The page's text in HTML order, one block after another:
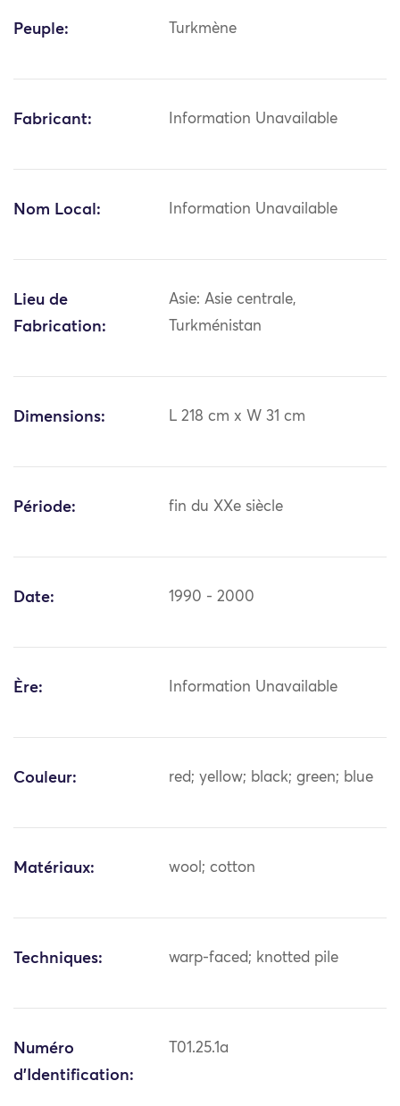
Peuple: Turkmène
Fabricant: Information Unavailable
Nom Local: Information Unavailable
Lieu de
Fabrication:
Asie: Asie centrale,
Turkménistan
Dimensions: L 218 cm x W 31 cm
Période: fin du XXe siècle
Date: 1990 - 2000
Ère: Information Unavailable
Couleur: red; yellow; black; green; blue
Matériaux: wool; cotton
Techniques: warp-faced; knotted pile
Numéro
d'Identification:
T01.25.1a